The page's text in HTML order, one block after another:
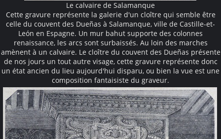
Le calvaire de Salamanque
Cette gravure représente la galerie d'un cloître qui semble être
celle du couvent des Dueñas à Salamanque, ville de Castille-et-
León en Espagne. Un mur bahut supporte des colonnes
renaissance, les arcs sont surbaissés. Au loin des marches
amènent à un calvaire. Le cloître du couvent des Dueñas présente
de nos jours un tout autre visage, cette gravure représente donc
un état ancien du lieu aujourd'hui disparu, ou bien la vue est une
composition fantaisiste du graveur.